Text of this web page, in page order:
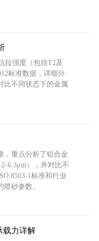
拉强度（包括T2及
标准数据，详细分
比不同状态下的金属
，重点分析了铝合金
6.3μm），并对比不
8503-1标准和行业
砂参数。
载力详解